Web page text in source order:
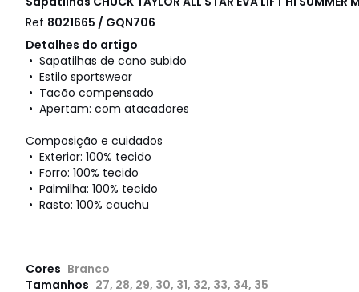
Ref 8021665 / GQN706
Detalhes do artigo
• Sapatilhas de cano subido
• Estilo sportswear
• Tacão compensado
• Apertam: com atacadores
Composição e cuidados
• Exterior: 100% tecido
• Forro: 100% tecido
• Palmilha: 100% tecido
• Rasto: 100% cauchu
Cores Branco
Tamanhos 27, 28, 29, 30, 31, 32, 33, 34, 35